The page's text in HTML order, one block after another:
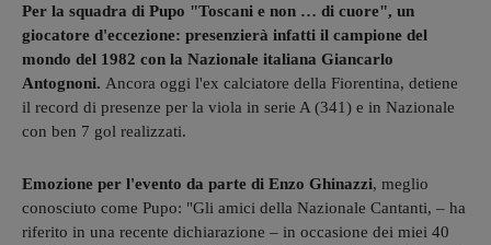
Per la squadra di Pupo "Toscani e non … di cuore", un
giocatore d'eccezione: presenzierà infatti il campione del
mondo del 1982 con la Nazionale italiana Giancarlo
Antognoni. Ancora oggi l'ex calciatore della Fiorentina, detiene
il record di presenze per la viola in serie A (341) e in Nazionale
con ben 7 gol realizzati.
Emozione per l'evento da parte di Enzo Ghinazzi, meglio
conosciuto come Pupo: "Gli amici della Nazionale Cantanti, – ha
riferito in una recente dichiarazione – in occasione dei miei 40